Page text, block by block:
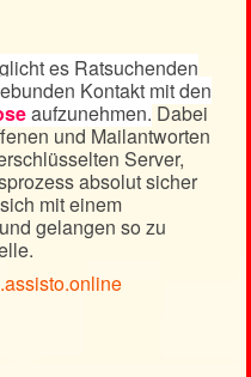
es Ratsuchenden
Kontakt mit den
aufzunehmen.Dabei
und Mailantworten
Server,
absolut sicher
mit einem
gelangen so zu